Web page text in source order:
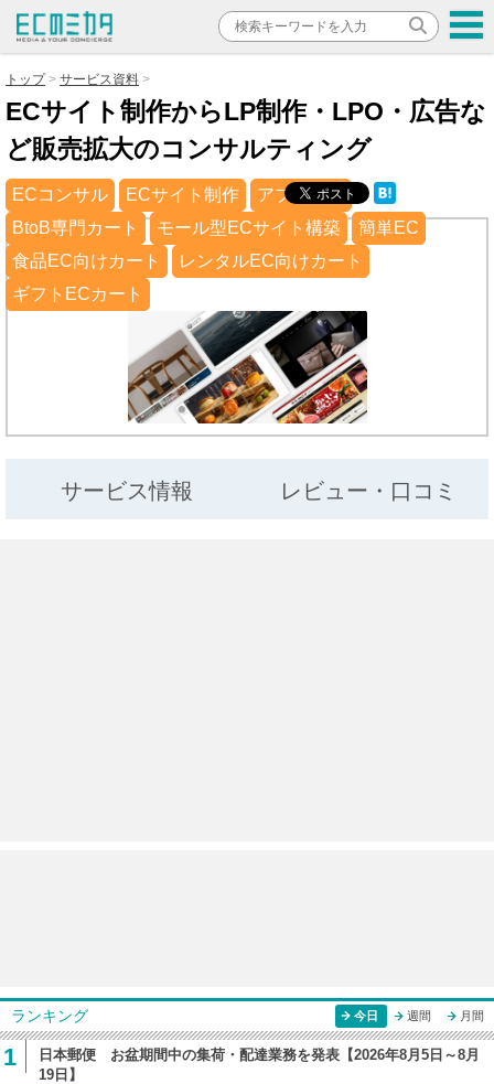
トップ サービス資料
ECサイト制作からLP制作・LPO・広告な
ど販売拡大のコンサルティング
ECコンサル ECサイト制作
アプリ制作
BtoB専門カート
モール型ECサイト構築
簡単EC
食品EC向けカート
レンタルEC向けカート
ギフトECカート
サービス情報 レビュー・口コミ
ランキング 今日 週間 月間
1
日本郵便 お盆期間中の集荷・配達業務を発表【2026年8月5日～8月
19日】